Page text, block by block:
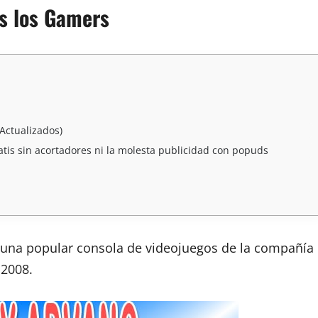
los Gamers
sin acortadores ni la molesta publicidad con popuds
popular consola de videojuegos de la compañía